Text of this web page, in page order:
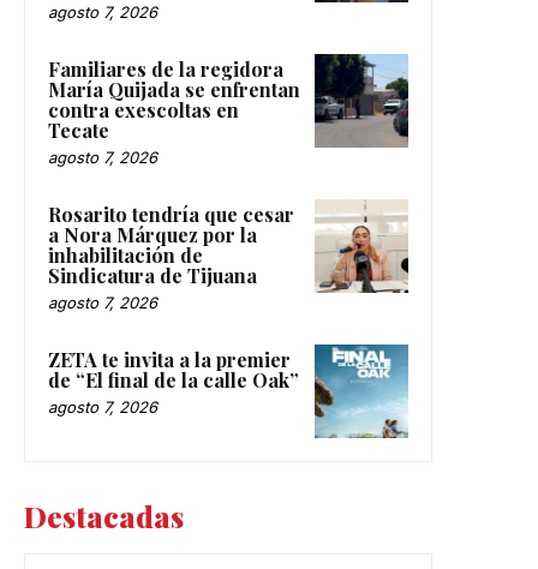
agosto 7, 2026
Familiares de la regidora
María Quijada se enfrentan
contra exescoltas en
Tecate
agosto 7, 2026
Rosarito tendría que cesar
a Nora Márquez por la
inhabilitación de
Sindicatura de Tijuana
agosto 7, 2026
ZETA te invita a la premier
de “El final de la calle Oak”
agosto 7, 2026
Destacadas